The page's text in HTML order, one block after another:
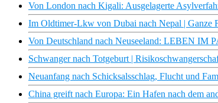
Von London nach Kigali: Ausgelagerte
Im Oldtimer-Lkw von Dubai nach Nepal | Ganze
Von Deutschland nach Neuseeland: LEBEN IM
Schwanger nach Totgeburt |
Neuanfang nach Schicksalsschlag, Flucht und
China greift nach Europa: Ein Hafen nach dem